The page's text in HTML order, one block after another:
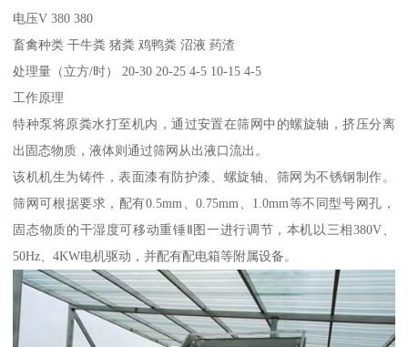
电压V 380 380
畜禽种类 干牛粪 猪粪 鸡鸭粪 沼液 药渣
处理量（立方/时） 20-30 20-25 4-5 10-15 4-5
工作原理
特种泵将原粪水打至机内，通过安置在筛网中的螺旋轴，挤压分离
出固态物质，液体则通过筛网从出液口流出。
该机机生为铸件，表面漆有防护漆、螺旋轴、筛网为不锈钢制作。
筛网可根据要求，配有0.5mm、0.75mm、1.0mm等不同型号网孔，
固态物质的干湿度可移动重锤Ⅱ图一进行调节，本机以三相380V、
50Hz、4KW电机驱动，并配有配电箱等附属设备。